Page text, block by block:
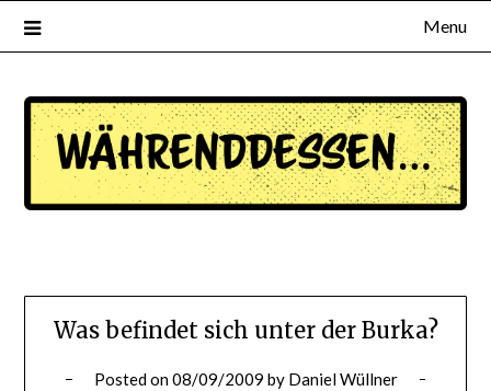
Menu
Was befindet sich unter der Burka?
Posted on08/09/2009 by Daniel Wüllner